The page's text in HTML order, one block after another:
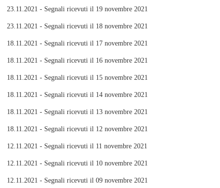
23.11.2021 - Segnali ricevuti il 19 novembre 2021
23.11.2021 - Segnali ricevuti il 18 novembre 2021
18.11.2021 - Segnali ricevuti il 17 novembre 2021
18.11.2021 - Segnali ricevuti il 16 novembre 2021
18.11.2021 - Segnali ricevuti il 15 novembre 2021
18.11.2021 - Segnali ricevuti il 14 novembre 2021
18.11.2021 - Segnali ricevuti il 13 novembre 2021
18.11.2021 - Segnali ricevuti il 12 novembre 2021
12.11.2021 - Segnali ricevuti il 11 novembre 2021
12.11.2021 - Segnali ricevuti il 10 novembre 2021
12.11.2021 - Segnali ricevuti il 09 novembre 2021